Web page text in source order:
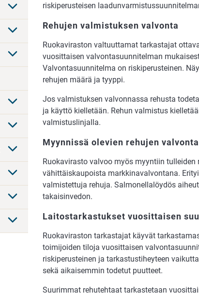
riskiperusteisen
Rehujen valmistuksen valvonta
Ruokaviraston valtuuttamat tarkastajat
vuosittaisen valvontasuunnitelman
Valvontasuunnitelma on riskiperusteinen.
rehujen määrä ja tyyppi.
Jos valmistuksen valvonnassa rehusta
ja käyttö kielletään. Rehun valmistus
valmistuslinjalla.
Myynnissä olevien rehujen valvonta
Ruokavirasto valvoo myös myyntiin
vähittäiskaupoista markkinavalvontana.
valmistettuja rehuja. Salmonellalöydös
takaisinvedon.
Laitostarkastukset vuosittaisen
Ruokaviraston tarkastajat käyvät
toimijoiden tiloja vuosittaisen
riskiperusteinen ja tarkastustiheyteen
sekä aikaisemmin todetut puutteet.
Suurimmat rehutehtaat tarkastetaan